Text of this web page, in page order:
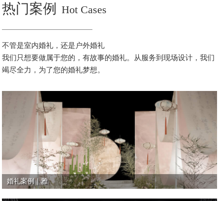
热门案例 Hot Cases
不管是室内婚礼，还是户外婚礼
我们只想要做属于您的，有故事的婚礼。从服务到现场设计，我们
竭尽全力，为了您的婚礼梦想。
婚礼案例｜雅